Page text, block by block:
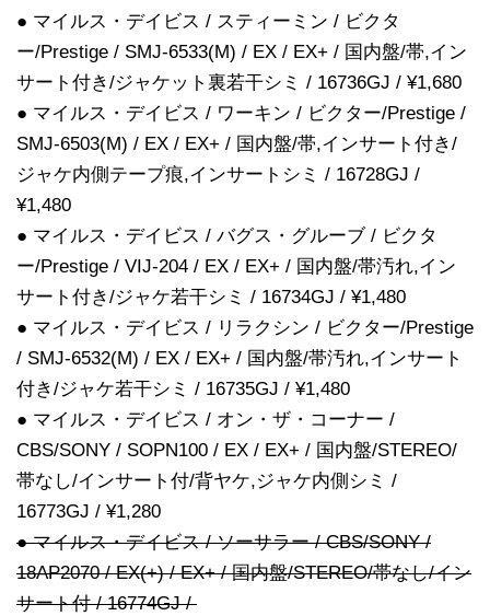
● マイルス・デイビス / スティーミン / ビクタ
ー/Prestige / SMJ-6533(M) / EX / EX+ / 国内盤/帯,イン
サート付き/ジャケット裏若干シミ / 16736GJ / ¥1,680
● マイルス・デイビス / ワーキン / ビクター/Prestige /
SMJ-6503(M) / EX / EX+ / 国内盤/帯,インサート付き/
ジャケ内側テープ痕,インサートシミ / 16728GJ /
¥1,480
● マイルス・デイビス / バグス・グルーブ / ビクタ
ー/Prestige / VIJ-204 / EX / EX+ / 国内盤/帯汚れ,イン
サート付き/ジャケ若干シミ / 16734GJ / ¥1,480
● マイルス・デイビス / リラクシン / ビクター/Prestige
/ SMJ-6532(M) / EX / EX+ / 国内盤/帯汚れ,インサート
付き/ジャケ若干シミ / 16735GJ / ¥1,480
● マイルス・デイビス / オン・ザ・コーナー /
CBS/SONY / SOPN100 / EX / EX+ / 国内盤/STEREO/
帯なし/インサート付/背ヤケ,ジャケ内側シミ /
16773GJ / ¥1,280
● マイルス・デイビス / ソーサラー / CBS/SONY /
18AP2070 / EX(+) / EX+ / 国内盤/STEREO/帯なし/イン
サート付 / 16774GJ /